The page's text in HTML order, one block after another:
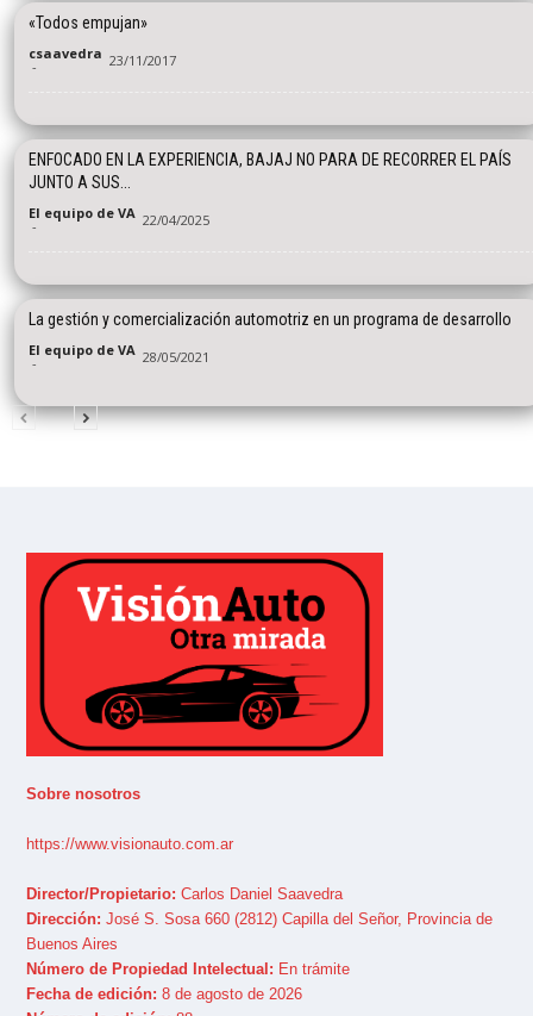
«Todos empujan»
csaavedra
- 23/11/2017
ENFOCADO EN LA EXPERIENCIA, BAJAJ NO PARA DE RECORRER EL PAÍS
JUNTO A SUS...
El equipo de VA
- 22/04/2025
La gestión y comercialización automotriz en un programa de desarrollo
El equipo de VA
- 28/05/2021
Sobre nosotros
https://www.visionauto.com.ar
Director/Propietario: Carlos Daniel Saavedra
Dirección: José S. Sosa 660 (2812) Capilla del Señor, Provincia de
Buenos Aires
Número de Propiedad Intelectual: En trámite
Fecha de edición: 8 de agosto de 2026